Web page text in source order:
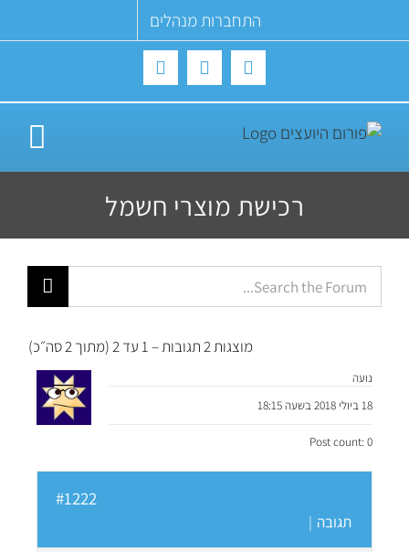
התחברות מנהלים
Facebook
YouTube
Twitter
רכישת מוצרי חשמל
מוצגות 2 תגובות – 1 עד 2 (מתוך 2 סה״כ)
נועה
18 ביולי 2018 בשעה 18:15
Post count: 0
#1222
תגובה |